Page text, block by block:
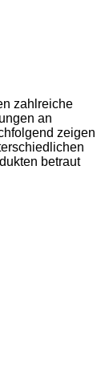
zahlreiche
an
zeigen
betraut